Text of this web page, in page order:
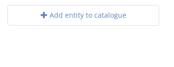
Add entity to catalogue